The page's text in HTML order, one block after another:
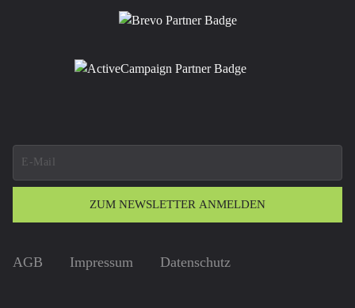
AGB Impressum Datenschutz
ZUM NEWSLETTER ANMELDEN